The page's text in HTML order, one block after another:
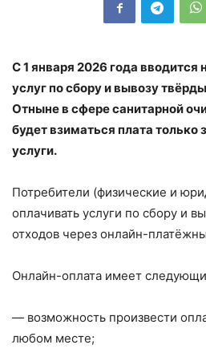
С 1 января 2026 года
услуг по сбору и вывозу
Отныне в сфере санитарной
будет взиматься плата только
услуги.
Потребители (физические и
оплачивать услуги по сбору и
отходов через онлайн-
Онлайн-оплата имеет
— возможность произвести
любом месте;